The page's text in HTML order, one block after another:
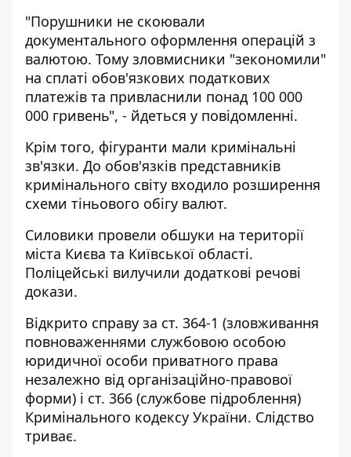
"Порушники не скоювали
документального оформлення операцій з
валютою. Тому зловмисники "зекономили"
на сплаті обов'язкових податкових
платежів та привласнили понад 100 000
000 гривень", - йдеться у повідомленні.
Крім того, фігуранти мали кримінальні
зв'язки. До обов'язків представників
кримінального світу входило розширення
схеми тіньового обігу валют.
Силовики провели обшуки на території
міста Києва та Київської області.
Поліцейські вилучили додаткові речові
докази.
Відкрито справу за ст. 364-1 (зловживання
повноваженнями службовою особою
юридичної особи приватного права
незалежно від організаційно-правової
форми) і ст. 366 (службове підроблення)
Кримінального кодексу України. Слідство
триває.